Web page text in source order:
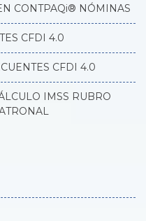
CONTPAQi® NÓMINAS
CFDI 4.0
CFDI 4.0
IMSS RUBRO